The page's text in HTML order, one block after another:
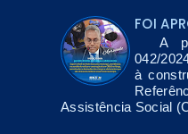
FOI
A
042/
à
Assistência Social